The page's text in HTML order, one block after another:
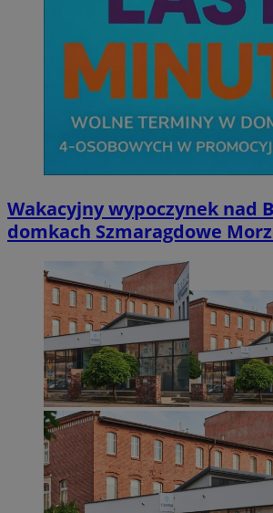
Wakacyjny wypoczynek nad
domkach Szmaragdowe